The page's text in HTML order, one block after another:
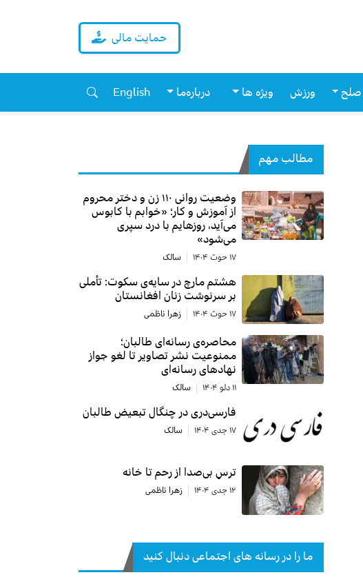
حمایت مالی
صلح ورزش ویژه ها درباره‌ما English
مطالب مهم
وضعیت روانی ۱۱۰ زن و دختر محروم
از آموزش و کار؛ «خوابم با کابوس
می‌آید، روزهایم با درد سپری
می‌شود»
۱۷ حوت ۱۴۰۴ سالک
هشتم مارچ در سایه‌ی سکوت: تأملی
بر سرنوشت زنان افغانستان
۱۷ حوت ۱۴۰۴ زهرا ناظمی
محاصره‌ی رسانه‌ای طالبان؛
ممنوعیت نشر تصاویر تا لغو جواز
نهادهای رسانه‌ای
۱۱ دلو ۱۴۰۴ سالک
فارسی‌دری در چنگال تبعیض طالبان
۱۷ جدی ۱۴۰۴ سالک
ترسِ بی‌صدا از رحم تا خانه
۱۲ جدی ۱۴۰۴ زهرا ناظمی
ما را در رسانه های اجتماعی دنبال کنید